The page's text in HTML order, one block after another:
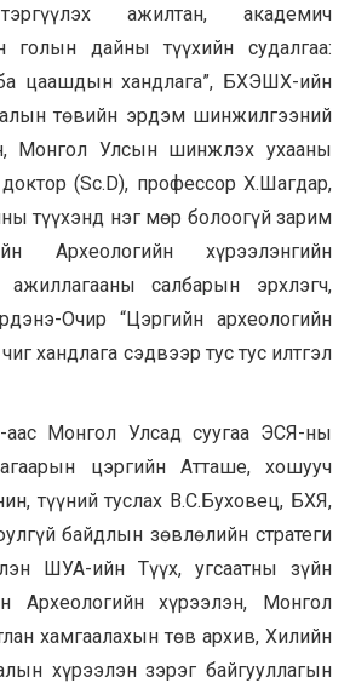
ажилтан, академич
голын дайны түүхийн судалгаа:
цаашдын хандлага”, БХЭШХ-ийн
төвийн эрдэм шинжилгээний
Монгол Улсын шинжлэх ухааны
доктор (Sc.D), профессор Х.Шагдар,
түүхэнд нэг мөр болоогүй зарим
Археологийн хүрээлэнгийн
салбарын эрхлэгч,
Очир “Цэргийн археологийн
хандлага сэдвээр тус тус илтгэл
аас Монгол Улсад суугаа ЭСЯ-ны
цэргийн Атташе, хошууч
түүний туслах В.С.Буховец, БХЯ,
байдлын зөвлөлийн стратеги
ШУА-ийн Түүх, угсаатны зүйн
Археологийн хүрээлэн, Монгол
хамгаалахын төв архив, Хилийн
хүрээлэн зэрэг байгууллагын